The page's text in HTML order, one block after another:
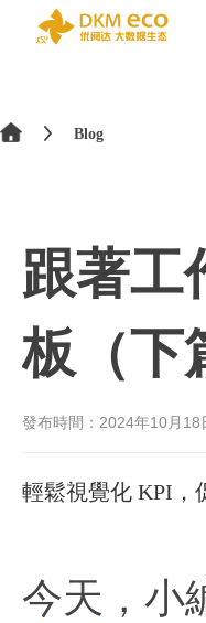
简体中文Blog
跟著工
板（下
發布時間： 2024年10月18
輕鬆視覺化 KPI，
今天，小